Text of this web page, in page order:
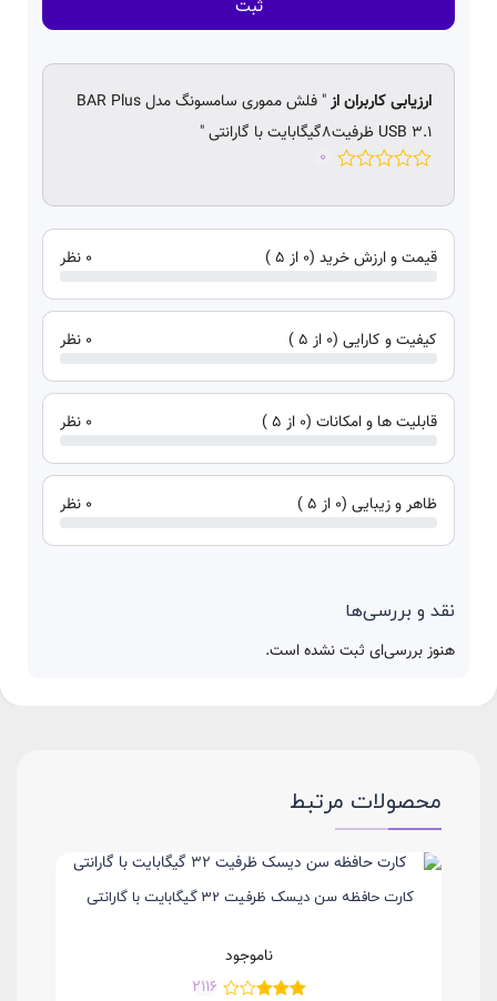
ثبت
ارزیابی کاربران از
" فلش مموری سامسونگ مدل BAR Plus
USB 3.1 ظرفیت8گیگابایت با گارانتی "
0
قیمت و ارزش خرید (0 از 5 ) 0 نظر
کیفیت و کارایی (0 از 5 ) 0 نظر
قابلیت ها و امکانات (0 از 5 ) 0 نظر
ظاهر و زیبایی (0 از 5 ) 0 نظر
نقد و بررسی‌ها
هنوز بررسی‌ای ثبت نشده است.
محصولات مرتبط
کارت حافظه سن دیسک ظرفیت 32 گیگابایت با گارانتی
ناموجود
2116